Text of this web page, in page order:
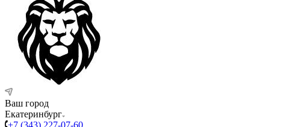
Ваш город
Екатеринбург
+7 (343) 227-07-60